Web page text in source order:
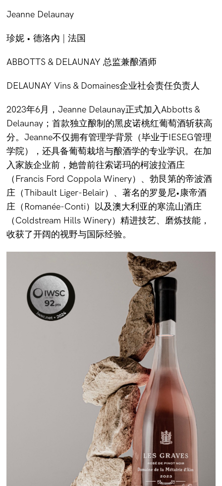
Jeanne Delaunay
珍妮 • 德洛內 | 法国
ABBOTTS & DELAUNAY 总监兼酿酒师
DELAUNAY Vins & Domaines企业社会责任负责人
2023年6月，Jeanne Delaunay正式加入Abbotts &
Delaunay；首款独立酿制的黑皮诺桃红葡萄酒斩获高
分。Jeanne不仅拥有管理学背景（毕业于IESEG管理
学院），还具备葡萄栽培与酿酒学的专业学识。在加
入家族企业前，她曾前往索诺玛的柯波拉酒庄
（Francis Ford Coppola Winery）、勃艮第的帝波酒
庄（Thibault Liger-Belair）、著名的罗曼尼•康帝酒
庄（Romanée-Conti）以及澳大利亚的寒流山酒庄
（Coldstream Hills Winery）精进技艺、磨炼技能，
收获了开阔的视野与国际经验。